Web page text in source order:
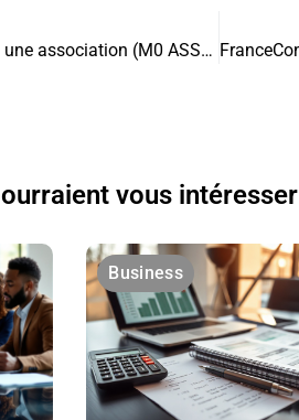
La Déclaration relative à une association (M0 ASSO) : un formulaire essentiel pour les associations
vous intéresser
Business